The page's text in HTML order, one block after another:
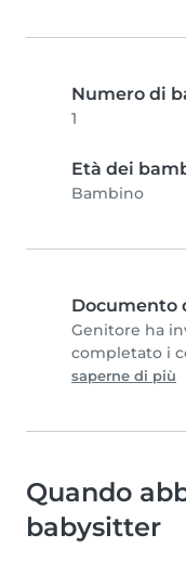
Numero di
1
Età dei
Bambino
Documento
Genitore ha
completato i
saperne di più
Quando
babysitter